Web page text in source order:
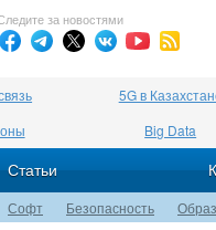
за новостями
5G в
Big Data
Статьи
Софт Безопасность